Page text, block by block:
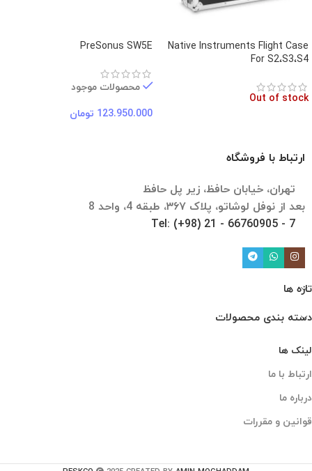
Native Instruments Flight Case
For S2،S3،S4
Out of stock
PreSonus SW5E
محصولات موجود
123.950.000 تومان
ارتباط با فروشگاه
تهران، خیابان حافظ، زیر پل حافظ
بعد از نوفل لوشاتو، پلاک ۳۶۷، طبقه 4، واحد 8
Tel: (+98) 21 - 66760905 - 7
تازه ها
دسته بندی محصولات
لینک ها
ارتباط با ما
درباره ما
قوانین و مقررات